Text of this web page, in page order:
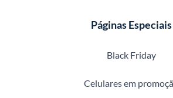
Páginas Especiais
Black Friday
Celulares em